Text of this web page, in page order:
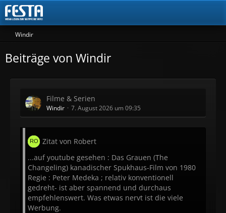
Windir
Beiträge von Windir
Filme & Serien
Windir 7. August 2026 um 09:35
Zitat von Robert
...auf youtube gesehen : Das Grauen (The
Changeling) kanadischer Spukhaus-Film von 1980
Regie : Peter Medeka ; relativ konventionell
gedreht- ist aber spannend und durchaus
empfehlenswert. Was etwas nervt ist die viele
Werbung.